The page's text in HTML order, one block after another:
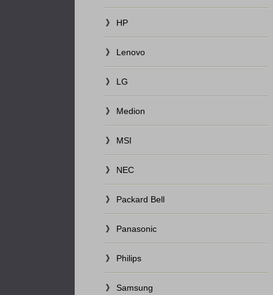
HP
Lenovo
LG
Medion
MSI
NEC
Packard Bell
Panasonic
Philips
Samsung